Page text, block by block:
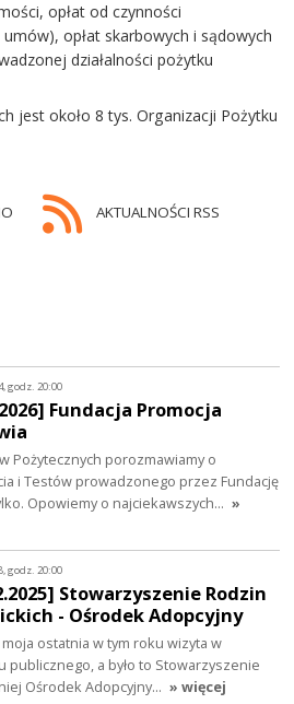
opłat od czynności
opłat skarbowych i sądowych
działalności pożytku
jest około 8 tys. Organizacji Pożytku
AKTUALNOŚCI RSS
godz. 20:00
Fundacja Promocja
Pożytecznych porozmawiamy o
i Testów prowadzonego przez Fundację
Opowiemy o najciekawszych… »
godz. 20:00
Stowarzyszenie Rodzin
- Ośrodek Adopcyjny
moja ostatnia w tym roku wizyta w
publicznego, a było to Stowarzyszenie
Ośrodek Adopcyjny… » więcej